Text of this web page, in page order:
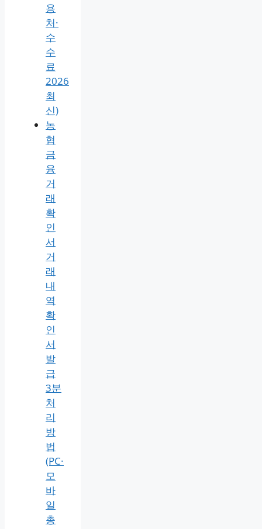
용
처·
수
수
료
2026
최
신)
농
협
금
융
거
래
확
인
서
거
래
내
역
확
인
서
발
급
3분
처
리
방
법
(PC·
모
바
일
총